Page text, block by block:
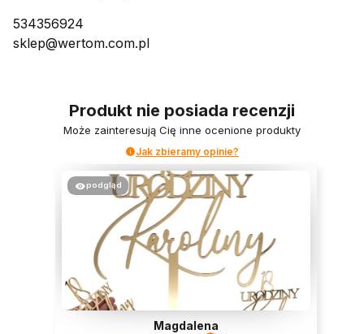
534356924
sklep@wertom.com.pl
Produkt nie posiada recenzji
Może zainteresują Cię inne ocenione produkty
Jak zbieramy opinie?
podgląd
Magdalena